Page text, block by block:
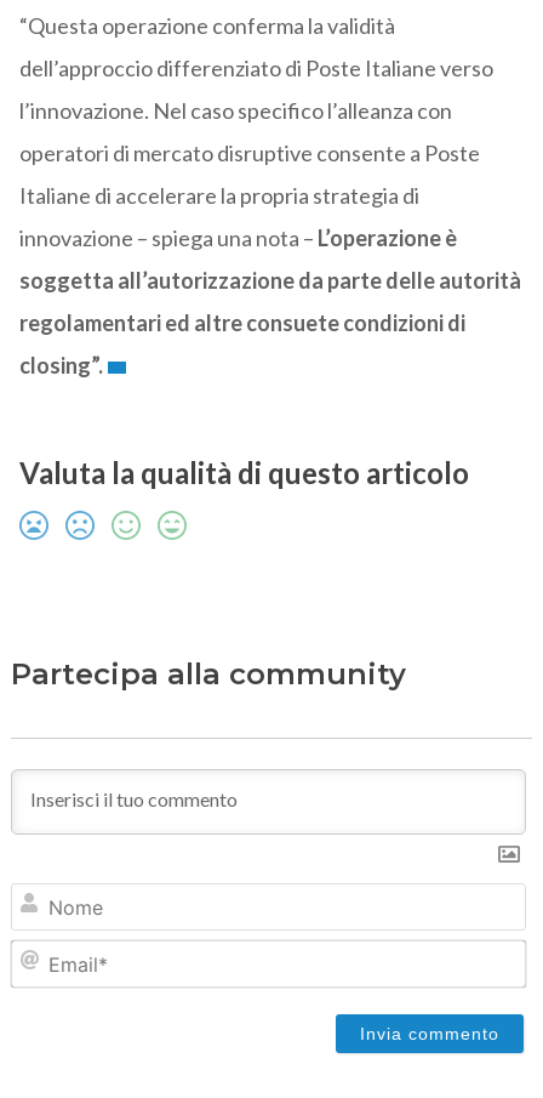
“Questa operazione conferma la validità
dell’approccio differenziato di Poste Italiane verso
l’innovazione. Nel caso specifico l’alleanza con
operatori di mercato disruptive consente a Poste
Italiane di accelerare la propria strategia di
innovazione – spiega una nota – L’operazione è
soggetta all’autorizzazione da parte delle autorità
regolamentari ed altre consuete condizioni di
closing”.
Valuta la qualità di questo articolo
Partecipa alla community